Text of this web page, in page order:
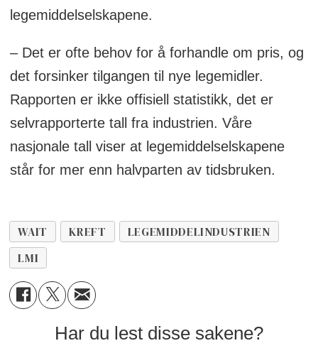
legemiddelselskapene.
– Det er ofte behov for å forhandle om pris, og
det forsinker tilgangen til nye legemidler.
Rapporten er ikke offisiell statistikk, det er
selvrapporterte tall fra industrien. Våre
nasjonale tall viser at legemiddelselskapene
står for mer enn halvparten av tidsbruken.
WAIT KREFT
LEGEMIDDELINDUSTRIEN
LMI
Har du lest disse sakene?